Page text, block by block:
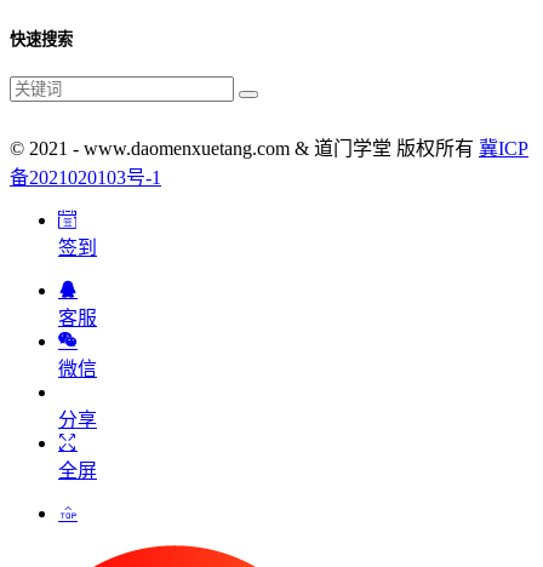
快速搜索
© 2021 - www.daomenxuetang.com & 道门学堂 版权所有 冀ICP
备2021020103号-1
签到
客服
微信
分享
全屏